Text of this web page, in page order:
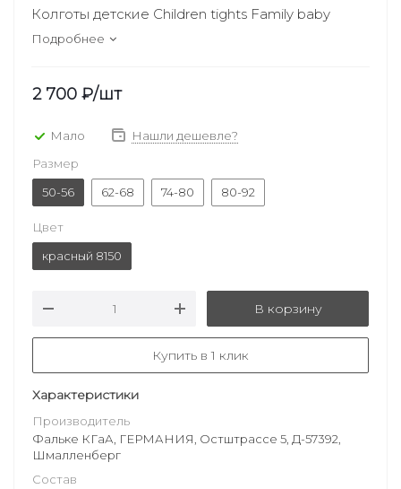
Колготы детские Children tights Family baby
Подробнее
2 700 ₽/шт
Мало
Нашли дешевле?
Размер
50-56
62-68 74-80 80-92
Цвет
красный 8150
В корзину
Купить в 1 клик
Характеристики
Производитель
Фальке КГаА, ГЕРМАНИЯ, Остштрассе 5, Д-57392,
Шмалленберг
Состав